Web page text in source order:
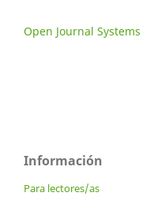
Open Journal Systems
Información
Para lectores/as